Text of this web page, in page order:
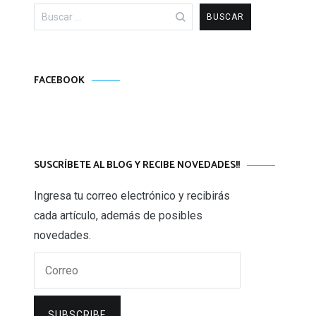
Buscar:
FACEBOOK
SUSCRÍBETE AL BLOG Y RECIBE NOVEDADES!!
Ingresa tu correo electrónico y recibirás
cada artículo, además de posibles
novedades.